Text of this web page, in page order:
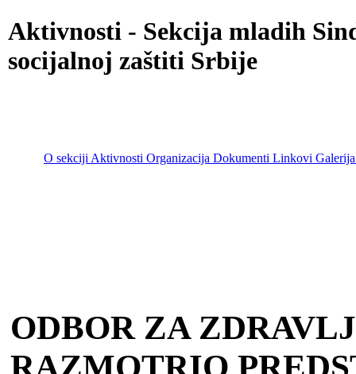
Aktivnosti - Sekcija mladih
socijalnoj zaštiti Srbije
O sekcijiAktivnosti Organizacija Dokumenti Linkovi Galerija
ODBOR ZA